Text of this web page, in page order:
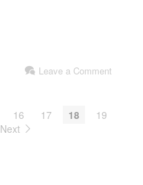
Leave a Comment
16 17 18
19
Next